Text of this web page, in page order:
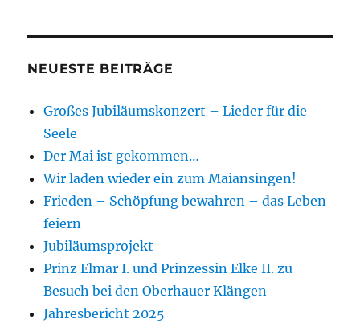
NEUESTE BEITRÄGE
Großes Jubiläumskonzert – Lieder für die
Seele
Der Mai ist gekommen…
Wir laden wieder ein zum Maiansingen!
Frieden – Schöpfung bewahren – das Leben
feiern
Jubiläumsprojekt
Prinz Elmar I. und Prinzessin Elke II. zu
Besuch bei den Oberhauer Klängen
Jahresbericht 2025